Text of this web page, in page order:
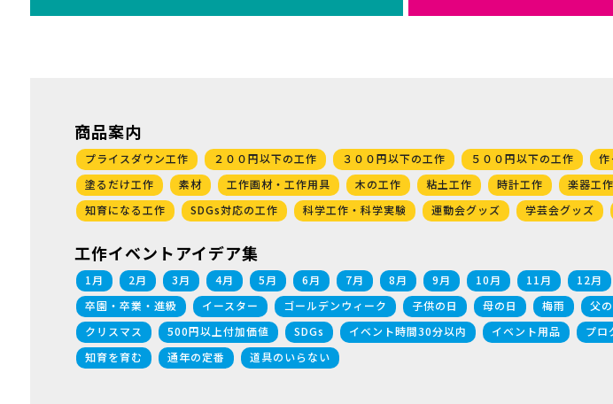
商品案内
プライスダウン工作 ２００円以下の工作 ３００円以下の工作 ５００円以下の工作 作
塗るだけ工作
素材 工作画材・工作用具 木の工作 粘土工作 時計工作 楽器工作
知育になる工作
SDGs対応の工作 科学工作・科学実験 運動会グッズ 学芸会グッズ
工作イベントアイデア集
1月 2月 3月 4月 5月 6月 7月 8月 9月 10月 11月 12月
卒園・卒業・進級
イースター ゴールデンウィーク 子供の日 母の日 梅雨 父
クリスマス
500円以上付加価値 SDGs イベント時間30分以内 イベント用品 プロ
知育を育む
通年の定番 道具のいらない